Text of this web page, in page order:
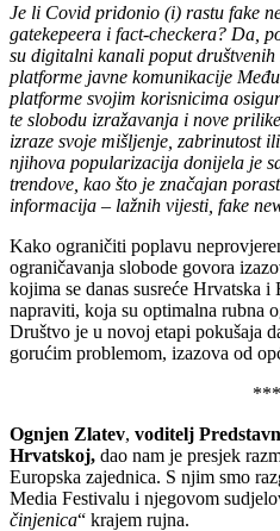
Je li Covid pridonio (i) rastu fake
gatekepeera i fact-checkera? Da,
su digitalni kanali poput
platforme javne komunikacije
platforme svojim korisnicima
te slobodu izražavanja i nove
izraze svoje mišljenje, zabrinutost
njihova popularizacija donijela je
trendove, kao što je značajan
informacija – lažnih vijesti, fake
Kako ograničiti poplavu
ograničavanja slobode govora
kojima se danas susreće Hrvatska
napraviti, koja su optimalna rubna
Društvo je u novoj etapi pokušaja
gorućim problemom, izazova od
***
Ognjen Zlatev, voditelj
Hrvatskoj, dao nam je presjek
Europska zajednica. S njim smo
Media Festivalu i njegovom
činjenica“ krajem rujna.